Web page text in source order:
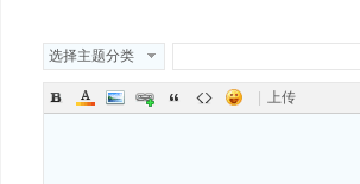
选择主题分类
上传